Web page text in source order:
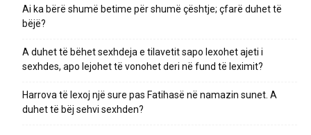
Ai ka bërë shumë betime për shumë çështje; çfarë duhet të
bëjë?
A duhet të bëhet sexhdeja e tilavetit sapo lexohet ajeti i
sexhdes, apo lejohet të vonohet deri në fund të leximit?
Harrova të lexoj një sure pas Fatihasë në namazin sunet. A
duhet të bëj sehvi sexhden?